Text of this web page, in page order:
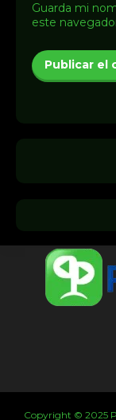
Guarda mi
este
Copyright © 2025